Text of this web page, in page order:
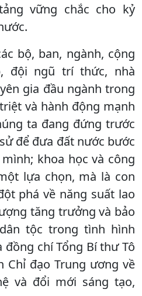
vững chắc cho kỷ
bộ, ban, ngành, cộng
đội ngũ trí thức, nhà
gia đầu ngành trong
và hành động mạnh
ta đang đứng trước
để đưa đất nước bước
khoa học và công
lựa chọn, mà là con
phá về năng suất lao
tăng trưởng và bảo
tộc trong tình hình
đồng chí Tổng Bí thư Tô
Chỉ đạo Trung ương về
và đổi mới sáng tạo,